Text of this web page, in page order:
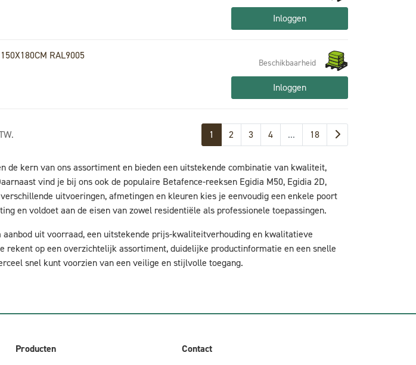
Inloggen
RAL9005
Beschikbaarheid
Inloggen
1 2 3 4 ... 18
de kern van ons assortiment en bieden een uitstekende combinatie van kwaliteit,
vind je bij ons ook de populaire Betafence-reeksen Egidia M50, Egidia 2D,
uitvoeringen, afmetingen en kleuren kies je eenvoudig een enkele poort
en voldoet aan de eisen van zowel residentiële als professionele toepassingen.
uit voorraad, een uitstekende prijs-kwaliteitverhouding en kwalitatieve
rekent op een overzichtelijk assortiment, duidelijke productinformatie en een snelle
snel kunt voorzien van een veilige en stijlvolle toegang.
Producten
Contact